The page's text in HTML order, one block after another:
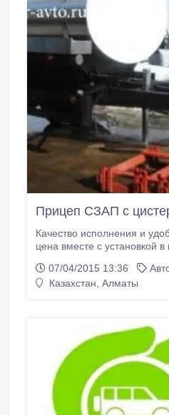
Прицеп СЗАП с
Качество исполнения и
цена вместе с установкой в
07/04/2015 13:36
Казахстан, Алматы